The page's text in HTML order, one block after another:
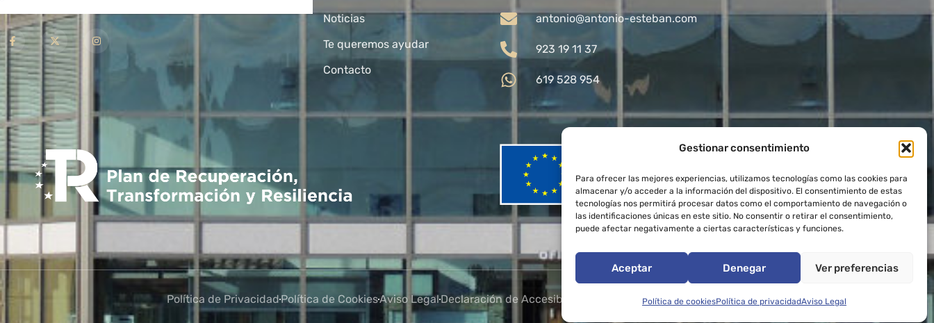
Gestionar consentimiento
Para ofrecer las mejores experiencias, utilizamos tecnologías como las cookies para
almacenar y/o acceder a la información del dispositivo. El consentimiento de estas
tecnologías nos permitirá procesar datos como el comportamiento de navegación o
las identificaciones únicas en este sitio. No consentir o retirar el consentimiento,
puede afectar negativamente a ciertas características y funciones.
Aceptar Denegar Ver preferencias
Política de cookiesPolítica de privacidadAviso Legal
Noticias
Te queremos ayudar
Contacto
antonio@antonio-esteban.com
923 19 11 37
619 528 954
Política de Privacidad Política de CookiesAviso Legal Declaración de Accesibilidad Mapa web